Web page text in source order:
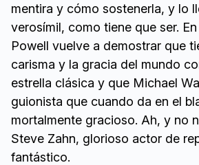
mentira y cómo sostenerla, y lo
verosímil, como tiene que ser.
Powell vuelve a demostrar que
carisma y la gracia del mundo
estrella clásica y que Michael
guionista que cuando da en el
mortalmente gracioso. Ah, y no
Steve Zahn, glorioso actor de
fantástico.